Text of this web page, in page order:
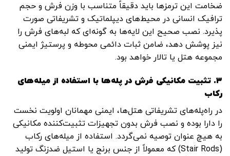
ضخامت این ترمزها باید دقیقاً متناسب با وزن فرش و حجم
ترافیک انسانی در محیط‌های دیپلماتیک و تشریفاتی صورت
پذیرد. نصب صحیح این لایه‌ها به گونه‌ای که لبه‌های فرش را
نیز پوشش دهد، ضامن ثبات دائمی محوطه و پرستیژ ایمنی
مجموعه هتل یا تالار خواهد بود.
۳. تثبیت مکانیکی فرش در پله‌ها با استفاده از میله‌های
رکاب
در راه‌پله‌های تشریفاتی هتل‌ها، ایمنی مهمانان اولویت نخست
را دارا بوده و نصب فرش بدون تجهیزات تثبیت‌کننده مکانیکی
به هیچ عنوان توصیه نمی‌گردد. استفاده از میله‌های رکاب
(Stair Rods) که معمولاً از جنس برنج یا استیل ضدزنگ تولید